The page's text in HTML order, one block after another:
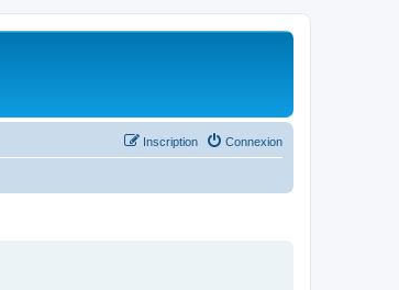
Connexion
Inscription